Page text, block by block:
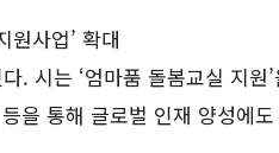
사업’ 확대
. 시는 ‘엄마품 돌봄교실 지
을 통해 글로벌 인재 양성에